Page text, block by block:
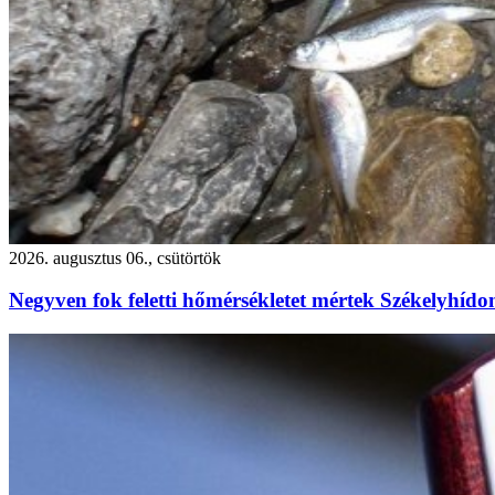
2026. augusztus 06., csütörtök
Negyven fok feletti hőmérsékletet mértek